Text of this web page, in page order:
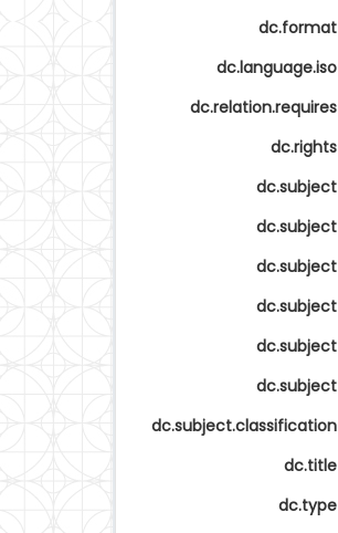
dc.format
dc.language.iso
dc.relation.requires
dc.rights
dc.subject
dc.subject
dc.subject
dc.subject
dc.subject
dc.subject
dc.subject.classification
dc.title
dc.type